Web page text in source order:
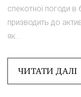
спекотної погоди в
призводить до
як...
ЧИТАТИ ДАЛІ